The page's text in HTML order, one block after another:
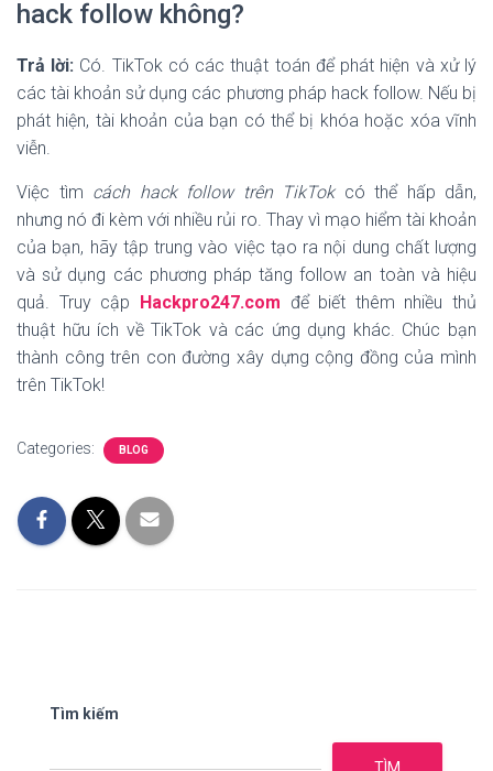
hack follow không?
Trả lời: Có. TikTok có các thuật toán để phát hiện và xử lý
các tài khoản sử dụng các phương pháp hack follow. Nếu bị
phát hiện, tài khoản của bạn có thể bị khóa hoặc xóa vĩnh
viễn.
Việc tìm cách hack follow trên TikTokcó thể hấp dẫn,
nhưng nó đi kèm với nhiều rủi ro. Thay vì mạo hiểm tài khoản
của bạn, hãy tập trung vào việc tạo ra nội dung chất lượng
và sử dụng các phương pháp tăng follow an toàn và hiệu
quả. Truy cập Hackpro247.com để biết thêm nhiều thủ
thuật hữu ích về TikTok và các ứng dụng khác. Chúc bạn
thành công trên con đường xây dựng cộng đồng của mình
trên TikTok!
Categories: BLOG
Tìm kiếm
TÌM